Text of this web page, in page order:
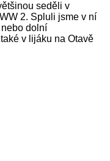
seděli v
2. Spluli jsme v ní
nebo dolní
v lijáku na Otavě